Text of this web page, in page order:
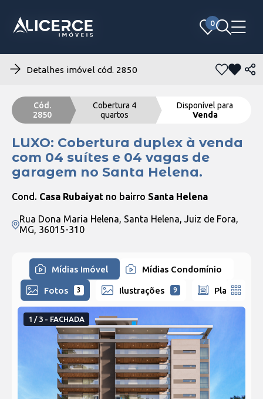
0
0
Detalhes imóvel cód. 2850
Cód.
2850
Cobertura 4
quartos
Disponível para
Venda
LUXO: Cobertura duplex à venda
com 04 suítes e 04 vagas de
garagem no Santa Helena.
Cond. Casa Rubaiyat no bairro Santa Helena
Rua Dona Maria Helena, Santa Helena, Juiz de Fora,
MG, 36015-310
Mídias Imóvel Mídias Condomínio
Fotos 3 Ilustrações 9 Plantas
1 / 3 - FACHADA